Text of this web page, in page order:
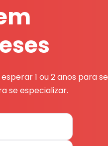
1 ou 2 anos para se
se especializar.